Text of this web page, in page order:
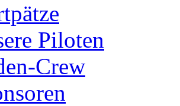
Piloten
Crew